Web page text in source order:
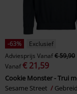
-63%
Exclusief
Adviesprijs Vanaf€ 59,90
Vanaf€ 21,59
Cookie Monster - Trui
Sesame Street